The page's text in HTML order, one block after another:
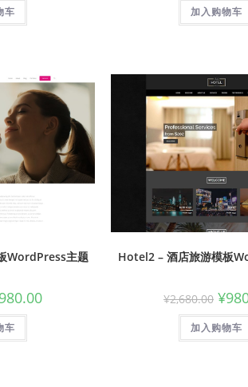
车 加入购物车
WordPress主题
980.00
车
Hotel2 – 酒店旅游模板
¥2,680.00 ¥
加入购物车